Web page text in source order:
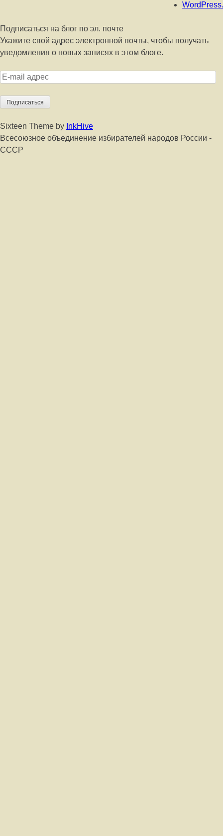
Подписаться на блог по эл. почте
Укажите свой адрес электронной почты, чтобы получать
уведомления о новых записях в этом блоге.
E-
адрес
Sixteen Theme by InkHive
Всесоюзное объединение избирателей народов России -
СССР